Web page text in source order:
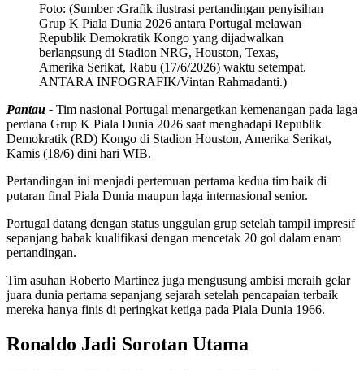
Foto: (Sumber :Grafik ilustrasi pertandingan penyisihan
Grup K Piala Dunia 2026 antara Portugal melawan
Republik Demokratik Kongo yang dijadwalkan
berlangsung di Stadion NRG, Houston, Texas,
Amerika Serikat, Rabu (17/6/2026) waktu setempat.
ANTARA INFOGRAFIK/Vintan Rahmadanti.)
Pantau - Tim nasional Portugal menargetkan kemenangan pada laga
perdana Grup K Piala Dunia 2026 saat menghadapi Republik
Demokratik (RD) Kongo di Stadion Houston, Amerika Serikat,
Kamis (18/6) dini hari WIB.
Pertandingan ini menjadi pertemuan pertama kedua tim baik di
putaran final Piala Dunia maupun laga internasional senior.
Portugal datang dengan status unggulan grup setelah tampil impresif
sepanjang babak kualifikasi dengan mencetak 20 gol dalam enam
pertandingan.
Tim asuhan Roberto Martinez juga mengusung ambisi meraih gelar
juara dunia pertama sepanjang sejarah setelah pencapaian terbaik
mereka hanya finis di peringkat ketiga pada Piala Dunia 1966.
Ronaldo Jadi Sorotan Utama